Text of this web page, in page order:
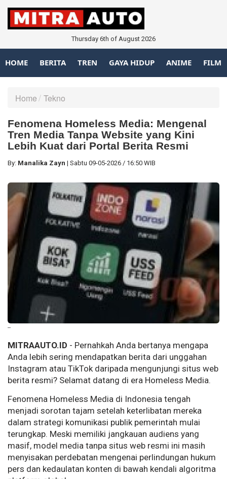
Thursday 6th of August 2026
HOME BERITA TREN GAYA HIDUP ANIME FILM
Home Tekno
Fenomena Homeless Media: Mengenal
Tren Media Tanpa Website yang Kini
Lebih Kuat dari Portal Berita Resmi
By: Manalika Zayn | Sabtu 09-05-2026 / 16:50 WIB
--
MITRAAUTO.ID - Pernahkah Anda bertanya mengapa
Anda lebih sering mendapatkan berita dari unggahan
Instagram atau TikTok daripada mengunjungi situs web
berita resmi? Selamat datang di era Homeless Media.
Fenomena Homeless Media di Indonesia tengah
menjadi sorotan tajam setelah keterlibatan mereka
dalam strategi komunikasi publik pemerintah mulai
terungkap. Meski memiliki jangkauan audiens yang
masif, model media tanpa situs web resmi ini masih
menyisakan perdebatan mengenai perlindungan hukum
pers dan kedaulatan konten di bawah kendali algoritma